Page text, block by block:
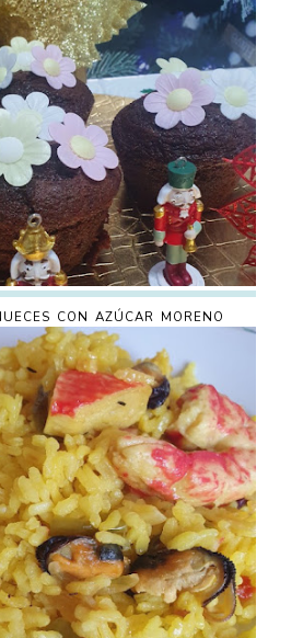
CON AZÚCAR MORENO